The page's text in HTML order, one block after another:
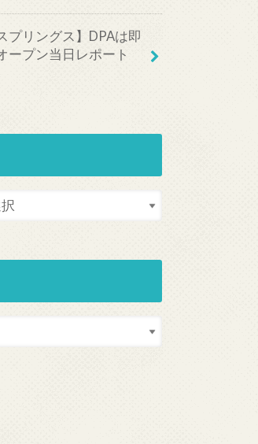
プリングス】DPAは即
ープン当日レポート